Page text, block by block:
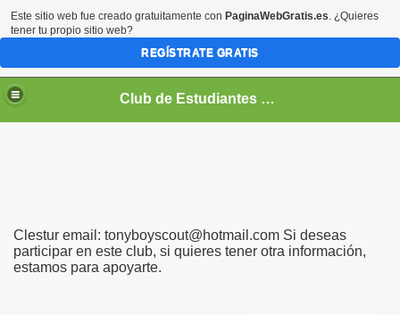
Club de Estudiantes de Turismo
Clestur email: tonyboyscout@hotmail.com Si deseas
participar en este club, si quieres tener otra información,
estamos para apoyarte.
Este sitio web fue creado gratuitamente con PaginaWebGratis.es. ¿Quieres
tener tu propio sitio web?
REGÍSTRATE GRATIS